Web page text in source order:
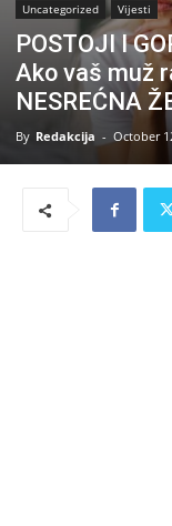
Uncategorized Vijesti
POSTOJI I
Ako vaš muž
NESREĆNA
By Redakcija - October